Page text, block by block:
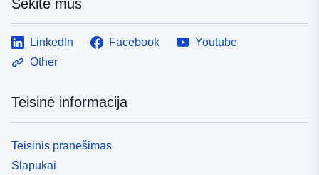
Sekite mus
LinkedIn Facebook
Youtube
Other
Teisinė informacija
Teisinis pranešimas
Slapukai